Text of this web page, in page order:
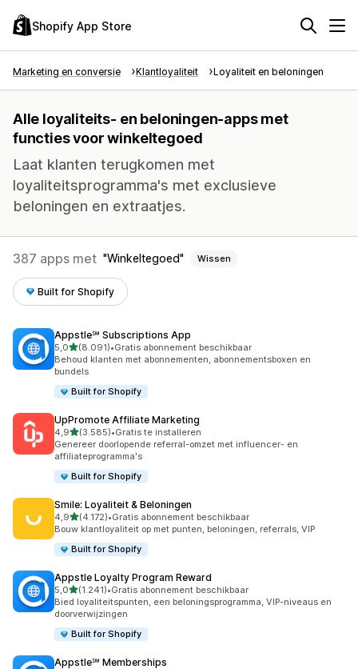
Shopify App Store
Marketing en conversie Klantloyaliteit Loyaliteit en beloningen
Alle loyaliteits- en beloningen-apps met
functies voor winkeltegoed
Laat klanten terugkomen met
loyaliteitsprogramma's met exclusieve
beloningen en extraatjes.
387 apps met Winkeltegoed Wissen
Built for Shopify
Appstle℠ Subscriptions App
5,0van 5 sterren
(8.091)
8091 recensies in totaal
•Gratis abonnement beschikbaar
Behoud klanten met abonnementen, abonnementsboxen en
bundels
Built for Shopify
UpPromote Affiliate Marketing
4,9van 5 sterren
(3.585)
3585 recensies in totaal
•Gratis te installeren
Genereer doorlopende referral-omzet met influencer- en
affiliateprogramma's
Built for Shopify
Smile: Loyaliteit & Beloningen
4,9van 5 sterren
(4.172)
4172 recensies in totaal
•Gratis abonnement beschikbaar
Bouw klantloyaliteit op met punten, beloningen, referrals, VIP
Built for Shopify
Appstle Loyalty Program Reward
5,0van 5 sterren
(1.241)
1241 recensies in totaal
•Gratis abonnement beschikbaar
Bied loyaliteitspunten, een beloningsprogramma, VIP-niveaus en
doorverwijzingen
Built for Shopify
Appstle℠ Memberships